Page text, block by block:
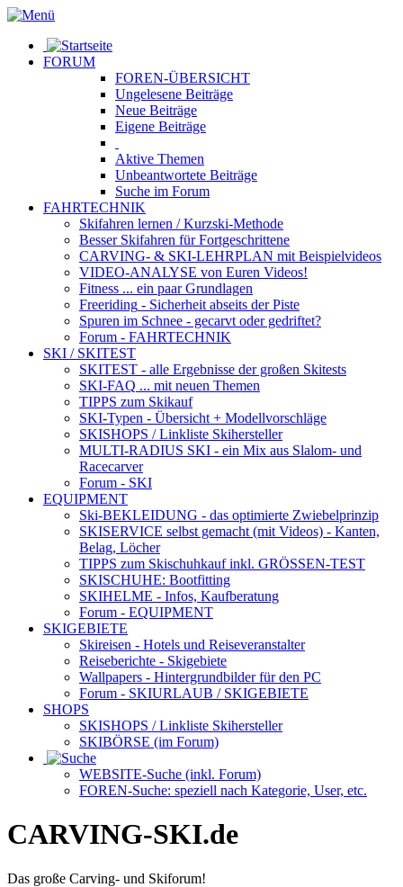
FORUM
FOREN-ÜBERSICHT
Ungelesene Beiträge
Neue Beiträge
Eigene Beiträge
Aktive Themen
Unbeantwortete Beiträge
Suche im Forum
FAHRTECHNIK
Skifahren lernen / Kurzski-Methode
Besser Skifahren für Fortgeschrittene
CARVING- & SKI-LEHRPLAN mit Beispielvideos
VIDEO-ANALYSE von Euren Videos!
Fitness ... ein paar Grundlagen
Freeriding - Sicherheit abseits der Piste
Spuren im Schnee - gecarvt oder gedriftet?
Forum - FAHRTECHNIK
SKI / SKITEST
SKITEST - alle Ergebnisse der großen Skitests
SKI-FAQ ... mit neuen Themen
TIPPS zum Skikauf
SKI-Typen - Übersicht + Modellvorschläge
SKISHOPS / Linkliste Skihersteller
MULTI-RADIUS SKI - ein Mix aus Slalom- und
Racecarver
Forum - SKI
EQUIPMENT
Ski-BEKLEIDUNG - das optimierte Zwiebelprinzip
SKISERVICE selbst gemacht (mit Videos) - Kanten,
Belag, Löcher
TIPPS zum Skischuhkaufinkl. GRÖSSEN-TEST
SKISCHUHE: Bootfitting
SKIHELME - Infos, Kaufberatung
Forum - EQUIPMENT
SKIGEBIETE
Skireisen - Hotels und Reiseveranstalter
Reiseberichte - Skigebiete
Wallpapers - Hintergrundbilder für den PC
Forum - SKIURLAUB / SKIGEBIETE
SHOPS
SKISHOPS / Linkliste Skihersteller
SKIBÖRSE (im Forum)
WEBSITE-Suche (inkl. Forum)
FOREN-Suche: speziell nach Kategorie, User, etc.
CARVING-SKI.de
Das große Carving- und Skiforum!